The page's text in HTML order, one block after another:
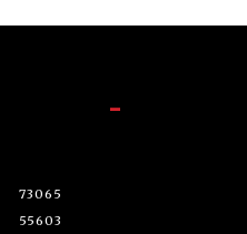
73065
55603
-